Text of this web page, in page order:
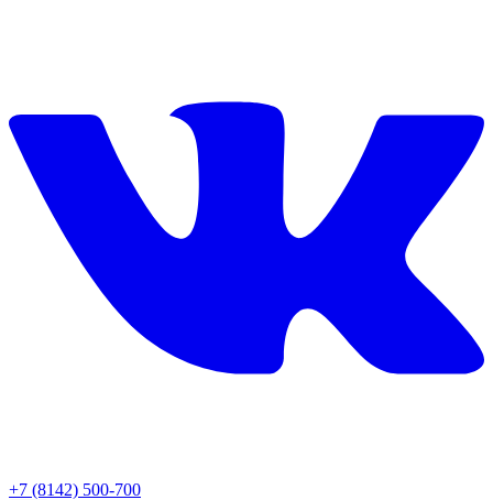
+7 (8142) 500-700